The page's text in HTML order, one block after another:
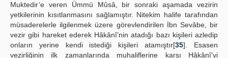
Muktedir’e veren Ümmü Mûsâ, bir sonraki aşamada vezirin
yetkilerinin kısıtlanmasını sağlamıştır. Nitekim halife tarafından
müsaderelerle ilgilenmek üzere görevlendirilen İbn Sevâbe, bir
vezir gibi hareket ederek Hâkânî’nin atadığı bazı kişileri azledip
onların yerine kendi istediği kişileri atamıştır[35]. Esasen
vezirliğinin ilk zamanlarında muhaliflerine karşı Hâkânî’yi